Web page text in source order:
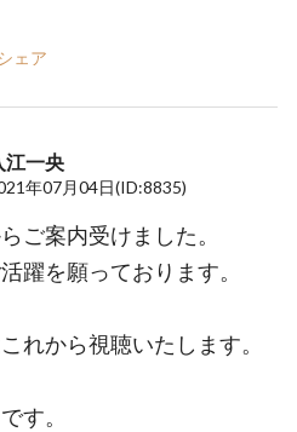
ェア
江一央
年07月04日(ID:8835)
ご案内受けました。
躍を願っております。
れから視聴いたします。
す。